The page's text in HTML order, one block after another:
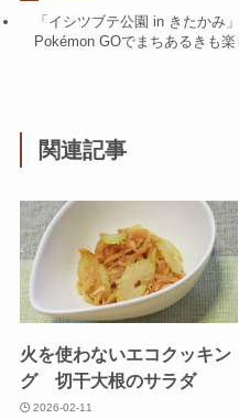
「イシツブテ公園 in きたかみ
Pokémon GOでまちあるきも楽
関連記事
火を使わないエコクッキン
グ 切干大根のサラダ
2026-02-11